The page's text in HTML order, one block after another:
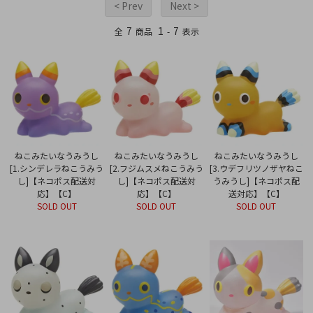
< Prev Next >
全 7 商品 1 - 7 表示
ねこみたいなうみうし
[1.シンデレラねこうみう
し]【ネコポス配送対
応】【C】
SOLD OUT
ねこみたいなうみうし
[2.フジムスメねこうみう
し]【ネコポス配送対
応】【C】
SOLD OUT
ねこみたいなうみうし
[3.ウデフリツノザヤねこ
うみうし]【ネコポス配
送対応】【C】
SOLD OUT